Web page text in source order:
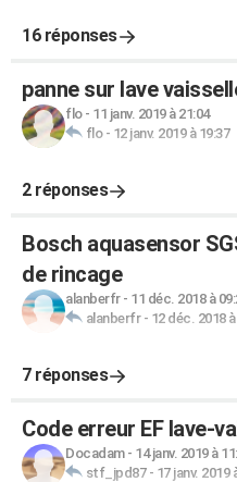
16 réponses
panne sur lave
flo- 11 janv. 2019 à 21:04
flo- 12 janv. 2019 à 19:37
2 réponses
Bosch aquasensor
de rincage
alanberfr- 11 déc. 2018 à
alanberfr- 12 déc. 2018
7 réponses
Code erreur EF lave-
Docadam- 14 janv. 2019 à
stf_jpd87- 17 janv. 2019